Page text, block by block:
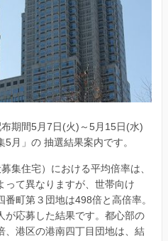
期間5月7日(火)～5月15日(水)
月」の 抽選結果案内です。
集住宅）における平均倍率は、
って異なりますが、世帯向け
番町第３団地は498倍と高倍率。
が応募した結果です。都心部の
、港区の港南四丁目団地は、結